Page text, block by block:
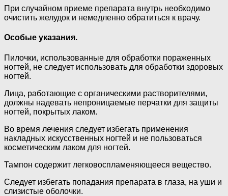
При случайном приеме препарата внутрь необходимо
очистить желудок и немедленно обратиться к врачу.
Особые указания.
Пилочки, использованные для обработки пораженных
ногтей, не следует использовать для обработки здоровых
ногтей.
Лица, работающие с органическими растворителями,
должны надевать непроницаемые перчатки для защиты
ногтей, покрытых лаком.
Во время лечения следует избегать применения
накладных искусственных ногтей и не пользоваться
косметическим лаком для ногтей.
Тампон содержит легковоспламеняющееся вещество.
Следует избегать попадания препарата в глаза, на уши и
слизистые оболочки.